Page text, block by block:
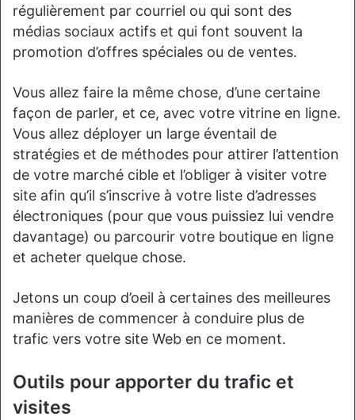
régulièrement par courriel ou qui sont des
médias sociaux actifs et qui font souvent la
promotion d’offres spéciales ou de ventes.
Vous allez faire la même chose, d’une certaine
façon de parler, et ce, avec votre vitrine en ligne.
Vous allez déployer un large éventail de
stratégies et de méthodes pour attirer l’attention
de votre marché cible et l’obliger à visiter votre
site afin qu’il s’inscrive à votre liste d’adresses
électroniques (pour que vous puissiez lui vendre
davantage) ou parcourir votre boutique en ligne
et acheter quelque chose.
Jetons un coup d’oeil à certaines des meilleures
manières de commencer à conduire plus de
trafic vers votre site Web en ce moment.
Outils pour apporter du trafic et
visites